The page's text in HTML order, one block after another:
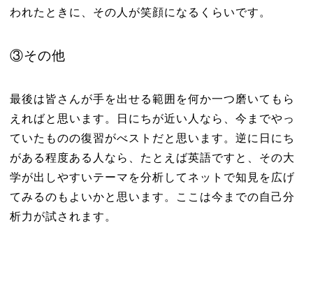
われたときに、その人が笑顔になるくらいです。
③その他
最後は皆さんが手を出せる範囲を何か一つ磨いてもら
えればと思います。日にちが近い人なら、今までやっ
ていたものの復習がべストだと思います。逆に日にち
がある程度ある人なら、たとえば英語ですと、その大
学が出しやすいテーマを分析してネットで知見を広げ
てみるのもよいかと思います。ここは今までの自己分
析力が試されます。